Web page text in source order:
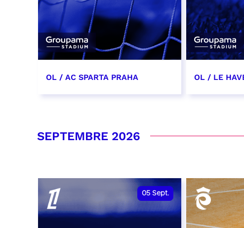
OL / AC SPARTA PRAHA OL / LE
SEPTEMBRE 2026
05 Sept.